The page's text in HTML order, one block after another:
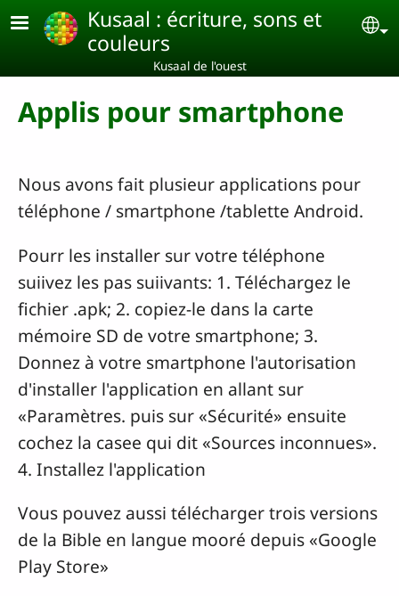
Aller au contenu principal
Kusaal : écriture, sons et
couleurs
Kusaal de l'ouest
Applis pour smartphone
Nous avons fait plusieur applications pour
téléphone / smartphone /tablette Android.
Pourr les installer sur votre téléphone
suiivez les pas suiivants: 1. Téléchargez le
fichier .apk; 2. copiez-le dans la carte
mémoire SD de votre smartphone; 3.
Donnez à votre smartphone l'autorisation
d'installer l'application en allant sur
«Paramètres. puis sur «Sécurité» ensuite
cochez la casee qui dit «Sources inconnues».
4. Installez l'application
Vous pouvez aussi télécharger trois versions
de la Bible en langue mooré depuis «Google
Play Store»